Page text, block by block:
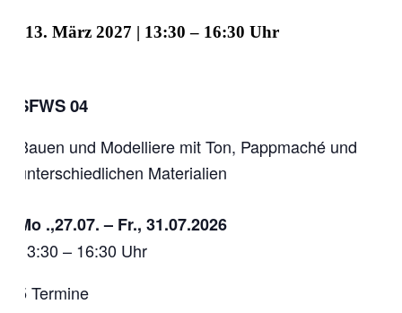
13. März 2027 | 13:30 – 16:30
SFWS 04
Bauen und Modelliere mit Ton, Pappmaché und
unterschiedlichen Materialien
Mo .,27.07. – Fr., 31.07.2026
13:30 – 16:30 Uhr
5 Termine